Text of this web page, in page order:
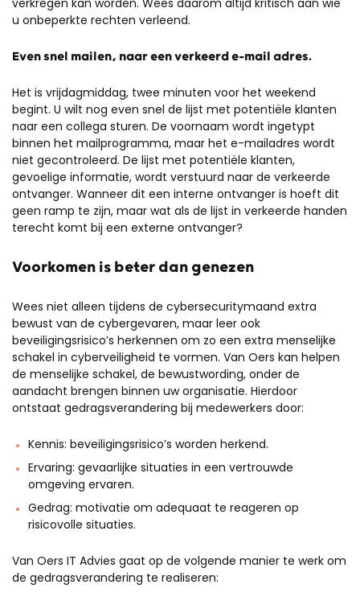
verkregen kan worden. Wees daarom altijd kritisch aan wie
u onbeperkte rechten verleend.
Even snel mailen, naar een verkeerd e-mail adres.
Het is vrijdagmiddag, twee minuten voor het weekend
begint. U wilt nog even snel de lijst met potentiële klanten
naar een collega sturen. De voornaam wordt ingetypt
binnen het mailprogramma, maar het e-mailadres wordt
niet gecontroleerd. De lijst met potentiële klanten,
gevoelige informatie, wordt verstuurd naar de verkeerde
ontvanger. Wanneer dit een interne ontvanger is hoeft dit
geen ramp te zijn, maar wat als de lijst in verkeerde handen
terecht komt bij een externe ontvanger?
Voorkomen is beter dan genezen
Wees niet alleen tijdens de cybersecuritymaand extra
bewust van de cybergevaren, maar leer ook
beveiligingsrisico’s herkennen om zo een extra menselijke
schakel in cyberveiligheid te vormen. Van Oers kan helpen
de menselijke schakel, de bewustwording, onder de
aandacht brengen binnen uw organisatie. Hierdoor
ontstaat gedragsverandering bij medewerkers door:
Kennis: beveiligingsrisico’s worden herkend.
Ervaring: gevaarlijke situaties in een vertrouwde
omgeving ervaren.
Gedrag: motivatie om adequaat te reageren op
risicovolle situaties.
Van Oers IT Advies gaat op de volgende manier te werk om
de gedragsverandering te realiseren: